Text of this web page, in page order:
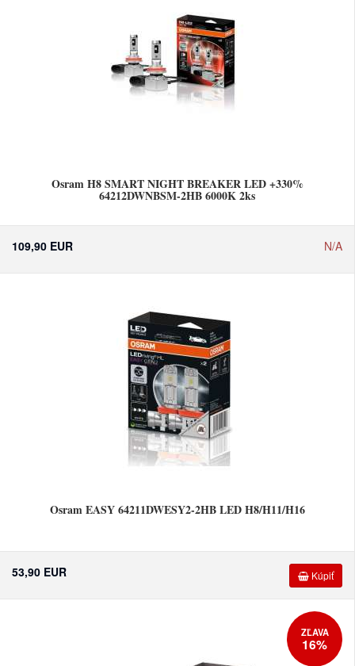
Osram H8 SMART NIGHT BREAKER LED +330%
64212DWNBSM-2HB 6000K 2ks
N/A
109,90 EUR
Osram EASY 64211DWESY2-2HB LED H8/H11/H16
Kúpiť
53,90 EUR
ZĽAVA
16%